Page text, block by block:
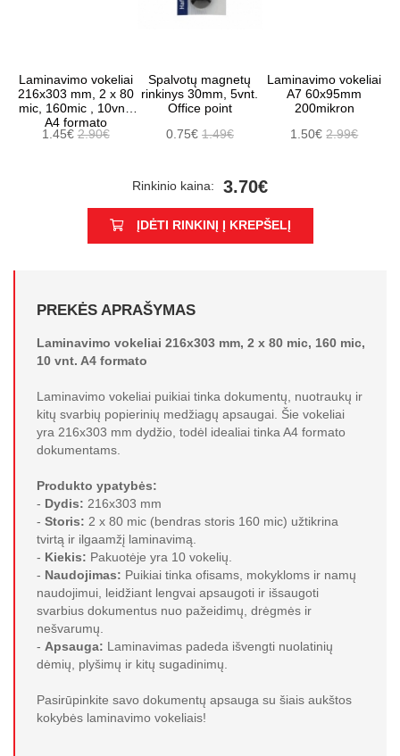
Laminavimo vokeliai
216x303 mm, 2 x 80
mic, 160mic , 10vnt.
A4 formato
1.45€2.90€
Spalvotų magnetų
rinkinys 30mm, 5vnt.
Office point
0.75€ 1.49€
Laminavimo vokeliai
A7 60x95mm
200mikron
1.50€2.99€
Rinkinio kaina: 3.70€
ĮDĖTI RINKINĮ Į KREPŠELĮ
PREKĖS APRAŠYMAS
Laminavimo vokeliai 216x303 mm, 2 x 80 mic, 160 mic,
10 vnt. A4 formato
Laminavimo vokeliai puikiai tinka dokumentų, nuotraukų ir
kitų svarbių popierinių medžiagų apsaugai. Šie vokeliai
yra 216x303 mm dydžio, todėl idealiai tinka A4 formato
dokumentams.
Produkto ypatybės:
- Dydis: 216x303 mm
- Storis: 2 x 80 mic (bendras storis 160 mic) užtikrina
tvirtą ir ilgaamžį laminavimą.
- Kiekis: Pakuotėje yra 10 vokelių.
- Naudojimas: Puikiai tinka ofisams, mokykloms ir namų
naudojimui, leidžiant lengvai apsaugoti ir išsaugoti
svarbius dokumentus nuo pažeidimų, drėgmės ir
nešvarumų.
- Apsauga: Laminavimas padeda išvengti nuolatinių
dėmių, plyšimų ir kitų sugadinimų.
Pasirūpinkite savo dokumentų apsauga su šiais aukštos
kokybės laminavimo vokeliais!